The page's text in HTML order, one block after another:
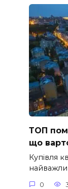
ТОП
що
Купівля
0